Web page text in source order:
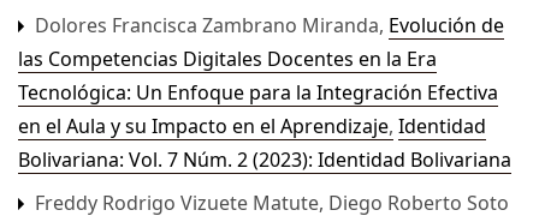
Dolores Francisca Zambrano Miranda, Evolución de
las Competencias Digitales Docentes en la Era
Tecnológica: Un Enfoque para la Integración Efectiva
en el Aula y su Impacto en el Aprendizaje, Identidad
Bolivariana: Vol. 7 Núm. 2 (2023): Identidad Bolivariana
Freddy Rodrigo Vizuete Matute, Diego Roberto Soto